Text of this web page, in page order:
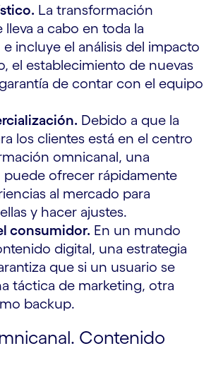
La transformación
lleva a cabo en toda la
incluye el análisis del impacto
el establecimiento de nuevas
de contar con el equipo
Debido a que la
los clientes está en el centro
omnicanal, una
puede ofrecer rápidamente
al mercado para
y hacer ajustes.
consumidor. En un mundo
digital, una estrategia
que si un usuario se
táctica de marketing, otra
backup.
Contenido